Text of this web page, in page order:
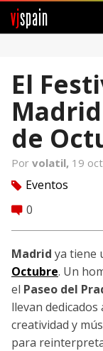
vjspain
Foros
Noticias
Ayuda
Entrar
Crear Cuenta
El
de
Por volatil, 19
tag Eventos
comment 0
Madrid ya tiene
Octubre. Un
el Paseo del
llevan
creatividad y
para